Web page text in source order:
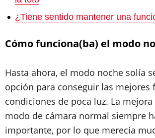
¿Tiene sentido mantener una
Cómo funciona(ba) el modo
Hasta ahora, el modo noche solía
opción para conseguir las mejores
condiciones de poca luz. La
modo de cámara normal siempre
importante, por lo que merecía